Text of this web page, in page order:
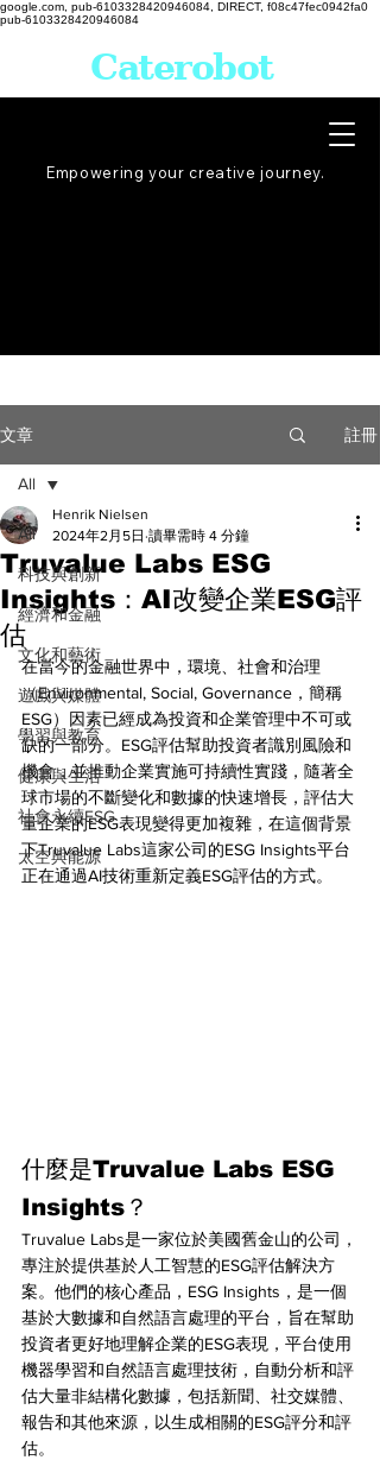
google.com, pub-6103328420946084, DIRECT, f08c47fec0942fa0
pub-6103328420946084
Empowering your creative journey.
Caterobot
文章 註冊
All
科技與創新
經濟和金融
文化和藝術
遊戲與媒體
學習與教育
健康與生活
社會永續ESG
太空與能源
All
Truvalue Labs ESG
Insights：AI改變企業ESG評
估
Henrik Nielsen
2024年2月5日 讀畢需時 4 分鐘
在當今的金融世界中，環境、社會和治理
（Environmental, Social, Governance，簡稱
ESG）因素已經成為投資和企業管理中不可或
缺的一部分。ESG評估幫助投資者識別風險和
機會，並推動企業實施可持續性實踐，隨著全
球市場的不斷變化和數據的快速增長，評估大
量企業的ESG表現變得更加複雜，在這個背景
下Truvalue Labs這家公司的ESG Insights平台
正在通過AI技術重新定義ESG評估的方式。
什麼是Truvalue Labs ESG
Insights？
Truvalue Labs是一家位於美國舊金山的公司，
專注於提供基於人工智慧的ESG評估解決方
案。他們的核心產品，ESG Insights，是一個
基於大數據和自然語言處理的平台，旨在幫助
投資者更好地理解企業的ESG表現，平台使用
機器學習和自然語言處理技術，自動分析和評
估大量非結構化數據，包括新聞、社交媒體、
報告和其他來源，以生成相關的ESG評分和評
估。